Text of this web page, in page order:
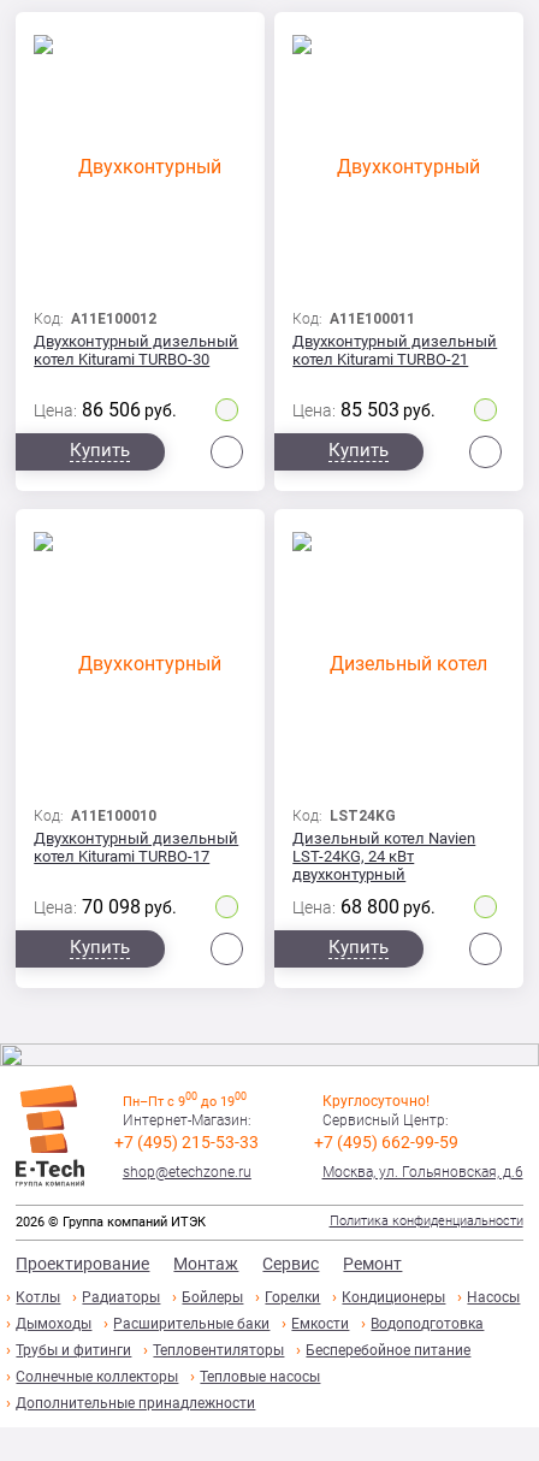
Код:A11E100012
Двухконтурный дизельный
котел Kiturami TURBO-30
Цена: 86 506 руб.
Купить
Код:A11E100011
Двухконтурный дизельный
котел Kiturami TURBO-21
Цена: 85 503 руб.
Купить
Код:A11E100010
Двухконтурный дизельный
котел Kiturami TURBO-17
Цена: 70 098 руб.
Купить
Код: LST24KG
Дизельный котел Navien
LST-24KG, 24 кВт
двухконтурный
Цена: 68 800 руб.
Купить
Пн–Пт с 900до 1900
Интернет-Магазин:
+7 (495) 215-53-33
shop@etechzone.ru
Круглосуточно!
Сервисный Центр:
+7 (495) 662-99-59
Москва, ул. Гольяновская, д.6
2026 © Группа компаний ИТЭК Политика конфиденциальности
Проектирование Монтаж Сервис Ремонт
Котлы Радиаторы Бойлеры Горелки Кондиционеры
Насосы
Дымоходы
Расширительные баки Емкости
Водоподготовка
Трубы и фитинги
Тепловентиляторы
Бесперебойное питание
Солнечные коллекторы
Тепловые насосы
Дополнительные принадлежности